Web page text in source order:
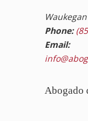
Phone:
Email:
Abogado